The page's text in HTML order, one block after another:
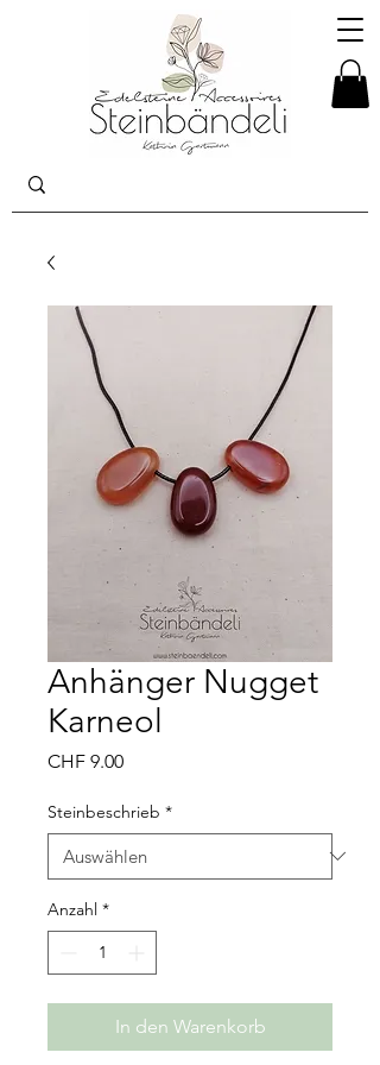
Anhänger Nugget
Karneol
CHF 9.00Preis
Steinbeschrieb *
Anzahl *
In den Warenkorb